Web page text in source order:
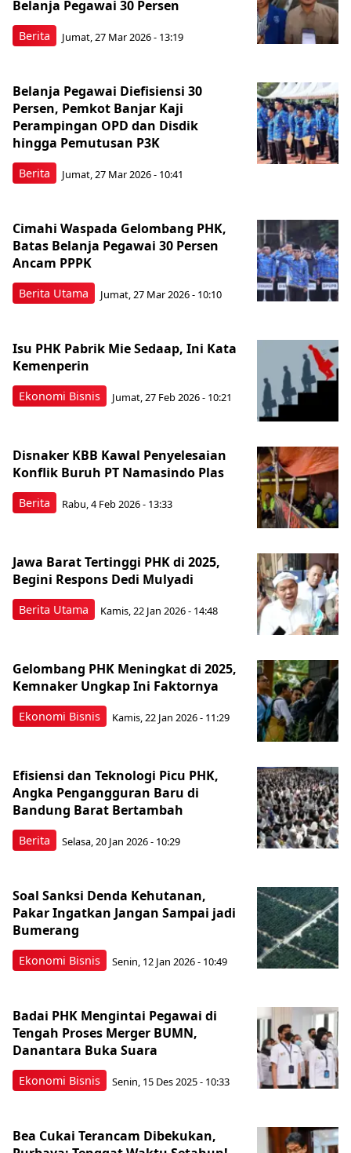
Berita
Belanja Pegawai 30 Persen
Jumat, 27 Mar 2026 - 13:19
Berita
Belanja Pegawai Diefisiensi 30
Persen, Pemkot Banjar Kaji
Perampingan OPD dan Disdik
hingga Pemutusan P3K
Jumat, 27 Mar 2026 - 10:41
Berita Utama
Cimahi Waspada Gelombang PHK,
Batas Belanja Pegawai 30 Persen
Ancam PPPK
Jumat, 27 Mar 2026 - 10:10
Ekonomi Bisnis
Isu PHK Pabrik Mie Sedaap, Ini Kata
Kemenperin
Jumat, 27 Feb 2026 - 10:21
Berita
Disnaker KBB Kawal Penyelesaian
Konflik Buruh PT Namasindo Plas
Rabu, 4 Feb 2026 - 13:33
Berita Utama
Jawa Barat Tertinggi PHK di 2025,
Begini Respons Dedi Mulyadi
Kamis, 22 Jan 2026 - 14:48
Ekonomi Bisnis
Gelombang PHK Meningkat di 2025,
Kemnaker Ungkap Ini Faktornya
Kamis, 22 Jan 2026 - 11:29
Berita
Efisiensi dan Teknologi Picu PHK,
Angka Pengangguran Baru di
Bandung Barat Bertambah
Selasa, 20 Jan 2026 - 10:29
Ekonomi Bisnis
Soal Sanksi Denda Kehutanan,
Pakar Ingatkan Jangan Sampai jadi
Bumerang
Senin, 12 Jan 2026 - 10:49
Ekonomi Bisnis
Badai PHK Mengintai Pegawai di
Tengah Proses Merger BUMN,
Danantara Buka Suara
Senin, 15 Des 2025 - 10:33
Bea Cukai Terancam Dibekukan,